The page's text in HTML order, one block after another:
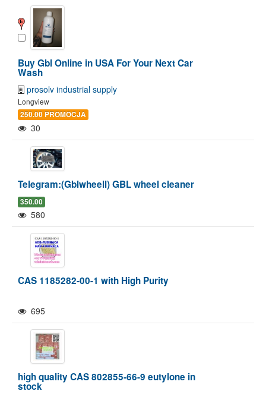
Buy Gbl Online in USA For Your Next Car
Wash
prosolv industrial supply
Longview
250.00 PROMOCJA
30
Telegram:(Gblwheell) GBL wheel cleaner
350.00
580
CAS 1185282-00-1 with High Purity
695
high quality CAS 802855-66-9 eutylone in
stock